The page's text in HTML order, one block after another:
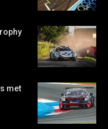
met